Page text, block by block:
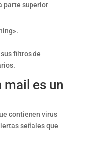
parte superior
filtros de
mail es un
contienen virus
señales que